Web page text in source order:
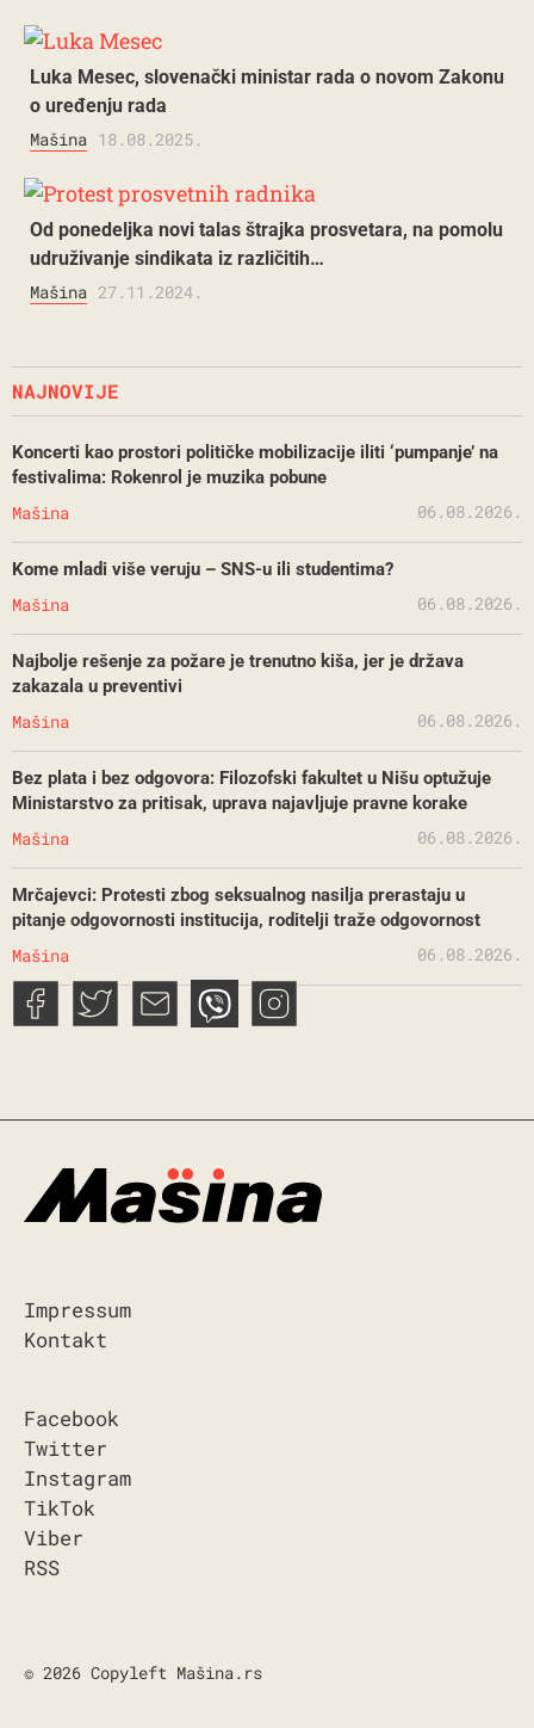
Luka Mesec, slovenački ministar rada o novom Zakonu
o uređenju rada
Mašina 18.08.2025.
Od ponedeljka novi talas štrajka prosvetara, na pomolu
udruživanje sindikata iz različitih…
Mašina 27.11.2024.
NAJNOVIJE
Koncerti kao prostori političke mobilizacije iliti ‘pumpanje’ na
festivalima: Rokenrol je muzika pobune
Mašina 06.08.2026.
Kome mladi više veruju – SNS-u ili studentima?
Mašina 06.08.2026.
Najbolje rešenje za požare je trenutno kiša, jer je država
zakazala u preventivi
Mašina 06.08.2026.
Bez plata i bez odgovora: Filozofski fakultet u Nišu optužuje
Ministarstvo za pritisak, uprava najavljuje pravne korake
Mašina 06.08.2026.
Mrčajevci: Protesti zbog seksualnog nasilja prerastaju u
pitanje odgovornosti institucija, roditelji traže odgovornost
Mašina 06.08.2026.
Impressum
Kontakt
Facebook
Twitter
Instagram
TikTok
Viber
RSS
© 2026 Copyleft Mašina.rs